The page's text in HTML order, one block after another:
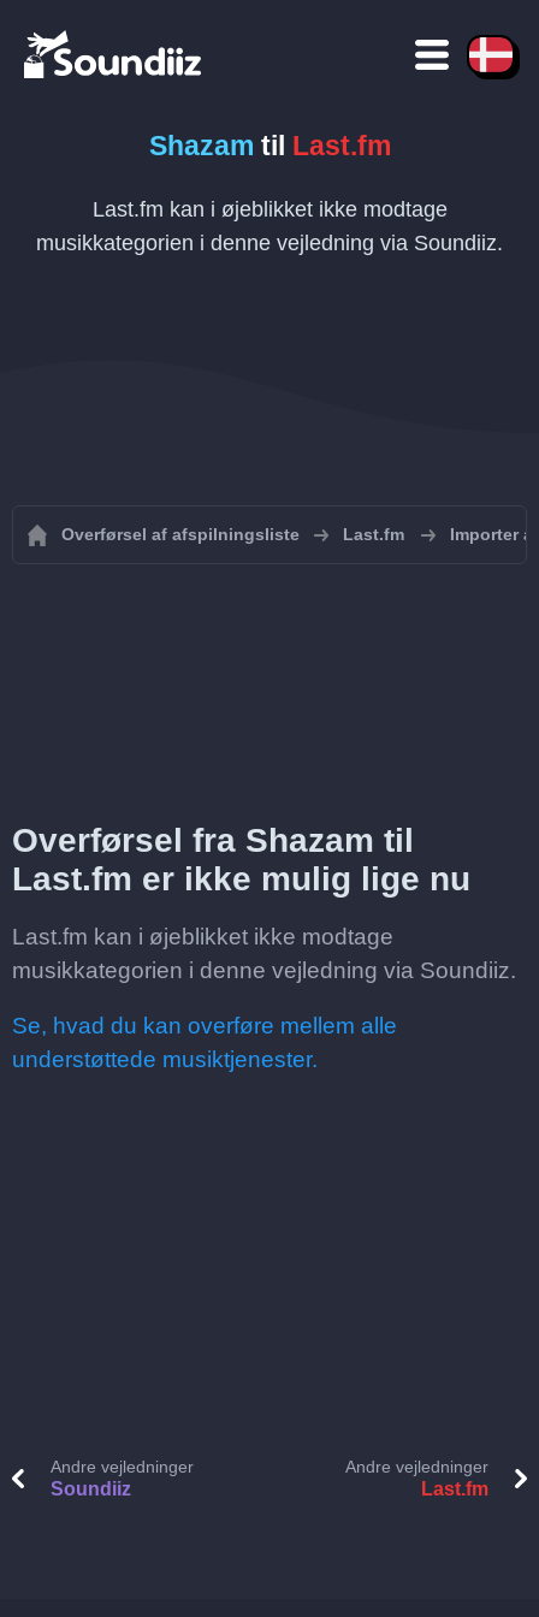
Shazam til Last.fm
Last.fm kan i øjeblikket ikke modtage
musikkategorien i denne vejledning via Soundiiz.
Overførsel af afspilningsliste Last.fm Importer
Overførsel fra Shazam til
Last.fm er ikke mulig lige nu
Last.fm kan i øjeblikket ikke modtage
musikkategorien i denne vejledning via Soundiiz.
Se, hvad du kan overføre mellem alle
understøttede musiktjenester.
Andre vejledninger
Soundiiz
Andre vejledninger
Last.fm